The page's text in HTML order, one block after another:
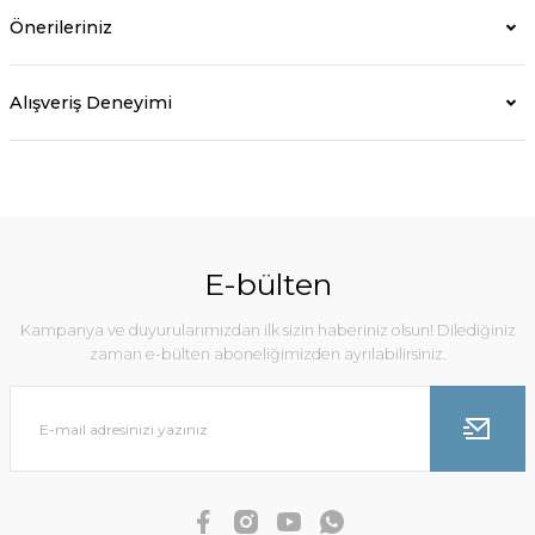
Önerileriniz
Alışveriş Deneyimi
E-bülten
Kampanya ve duyurularımızdan ilk sizin haberiniz olsun! Dilediğiniz
zaman e-bülten aboneliğimizden ayrılabilirsiniz.